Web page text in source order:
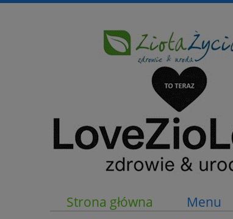
Strona główna Menu